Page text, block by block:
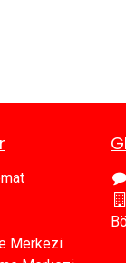
Merkezi